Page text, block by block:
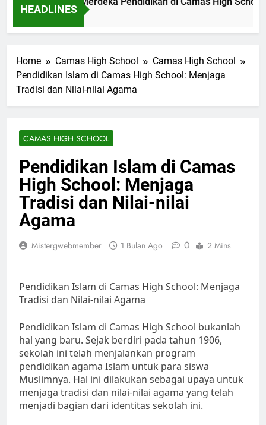
HEADLINES
Ago
Home Camas High School
Camas High School
Pendidikan Islam di Camas High School: Menjaga
Tradisi dan Nilai-nilai Agama
CAMAS HIGH SCHOOL
Pendidikan Islam di Camas
High School: Menjaga
Tradisi dan Nilai-nilai
Agama
Mistergwebmember 1 Bulan Ago 0 2 Mins
Pendidikan Islam di Camas High School: Menjaga
Tradisi dan Nilai-nilai Agama
Pendidikan Islam di Camas High School bukanlah
hal yang baru. Sejak berdiri pada tahun 1906,
sekolah ini telah menjalankan program
pendidikan agama Islam untuk para siswa
Muslimnya. Hal ini dilakukan sebagai upaya untuk
menjaga tradisi dan nilai-nilai agama yang telah
menjadi bagian dari identitas sekolah ini.